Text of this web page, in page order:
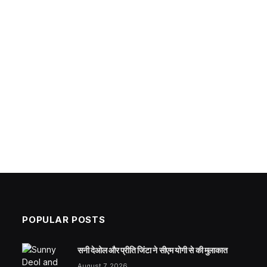
POPULAR POSTS
सनी देओल और प्रीति जिंटा ने सीएम योगी से की मुलाकात